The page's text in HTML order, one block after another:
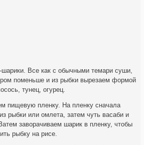
Все как с обычными темари суши,
поменьше и из рыбки вырезаем формой
тунец, огурец.
пищевую пленку. На пленку сначала
рыбки или омлета, затем чуть васаби и
заворачиваем шарик в пленку, чтобы
рыбку на рисе.